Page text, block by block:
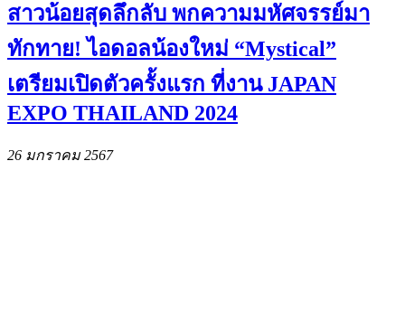
สาวน้อยสุดลึกลับ พกความมหัศจรรย์มา
ทักทาย! ไอดอลน้องใหม่ “Mystical”
เตรียมเปิดตัวครั้งแรก ที่งาน JAPAN
EXPO THAILAND 2024
26 มกราคม 2567